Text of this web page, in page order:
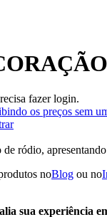
fazer login.
os preços sem
ródio,
noBlog ou no
sua experiência